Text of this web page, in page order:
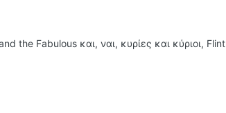
the Fabulous και, ναι, κυρίες και κύριοι,